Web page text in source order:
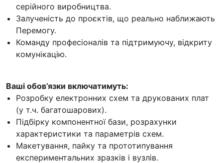
серійного виробництва.
Залученість до проєктів, що реально наближають
Перемогу.
Команду професіоналів та підтримуючу, відкриту
комунікацію.
Ваші обов’язки включатимуть:
Розробку електронних схем та друкованих плат
(у т.ч. багатошарових).
Підбірку компонентної бази, розрахунки
характеристики та параметрів схем.
Макетування, пайку та прототипування
експериментальних зразків і вузлів.